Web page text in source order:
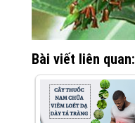
Bài viết liên quan: